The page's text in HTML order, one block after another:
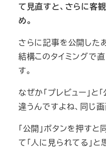
て見直すと、さらに客
め。
さらに記事を公開した
結構このタイミングで
す。
なぜか「プレビュー」と
違うんですよね、同じ画
「公開」ボタンを押す
て「人に見られてる」